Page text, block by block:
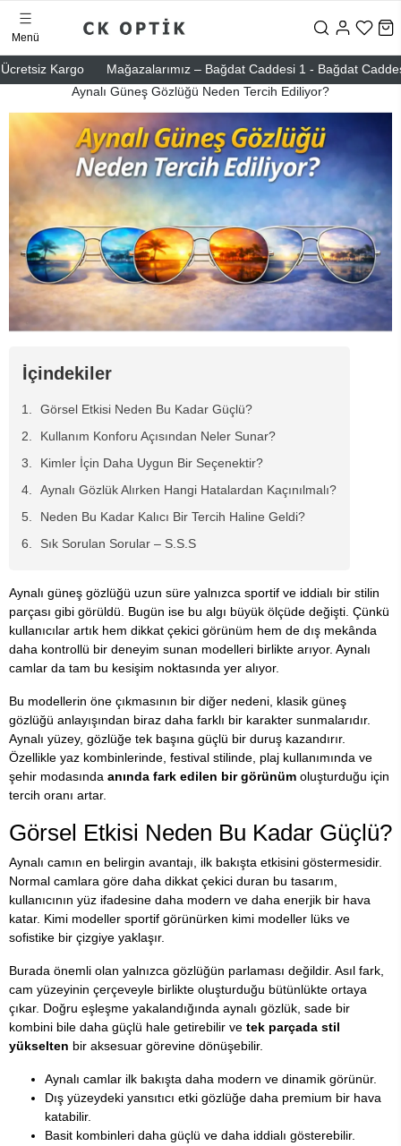
Kargo Mağazalarımız – Bağdat Caddesi 1 - Bağdat
Menü
Aynalı Güneş Gözlüğü Neden Tercih Ediliyor?
İçindekiler
Görsel Etkisi Neden Bu Kadar Güçlü?
Kullanım Konforu Açısından Neler Sunar?
Kimler İçin Daha Uygun Bir Seçenektir?
Aynalı Gözlük Alırken Hangi Hatalardan Kaçınılmalı?
Neden Bu Kadar Kalıcı Bir Tercih Haline Geldi?
Sık Sorulan Sorular – S.S.S
Aynalı güneş gözlüğü uzun süre yalnızca sportif ve iddialı bir stilin
parçası gibi görüldü. Bugün ise bu algı büyük ölçüde değişti. Çünkü
kullanıcılar artık hem dikkat çekici görünüm hem de dış mekânda
daha kontrollü bir deneyim sunan modelleri birlikte arıyor. Aynalı
camlar da tam bu kesişim noktasında yer alıyor.
Bu modellerin öne çıkmasının bir diğer nedeni, klasik güneş
gözlüğü anlayışından biraz daha farklı bir karakter sunmalarıdır.
Aynalı yüzey, gözlüğe tek başına güçlü bir duruş kazandırır.
Özellikle yaz kombinlerinde, festival stilinde, plaj kullanımında ve
şehir modasında anında fark edilen bir görünüm oluşturduğu için
tercih oranı artar.
Görsel Etkisi Neden Bu Kadar Güçlü?
Aynalı camın en belirgin avantajı, ilk bakışta etkisini göstermesidir.
Normal camlara göre daha dikkat çekici duran bu tasarım,
kullanıcının yüz ifadesine daha modern ve daha enerjik bir hava
katar. Kimi modeller sportif görünürken kimi modeller lüks ve
sofistike bir çizgiye yaklaşır.
Burada önemli olan yalnızca gözlüğün parlaması değildir. Asıl fark,
cam yüzeyinin çerçeveyle birlikte oluşturduğu bütünlükte ortaya
çıkar. Doğru eşleşme yakalandığında aynalı gözlük, sade bir
kombini bile daha güçlü hale getirebilir ve tek parçada stil
yükselten bir aksesuar görevine dönüşebilir.
Aynalı camlar ilk bakışta daha modern ve dinamik görünür.
Dış yüzeydeki yansıtıcı etki gözlüğe daha premium bir hava
katabilir.
Basit kombinleri daha güçlü ve daha iddialı gösterebilir.